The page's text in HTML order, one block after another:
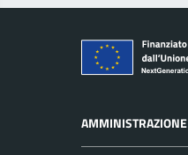
AMMINISTRAZIONE